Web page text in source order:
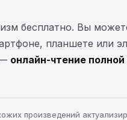
бесплатно. Вы
планшете или
онлайн-чтение
произведений